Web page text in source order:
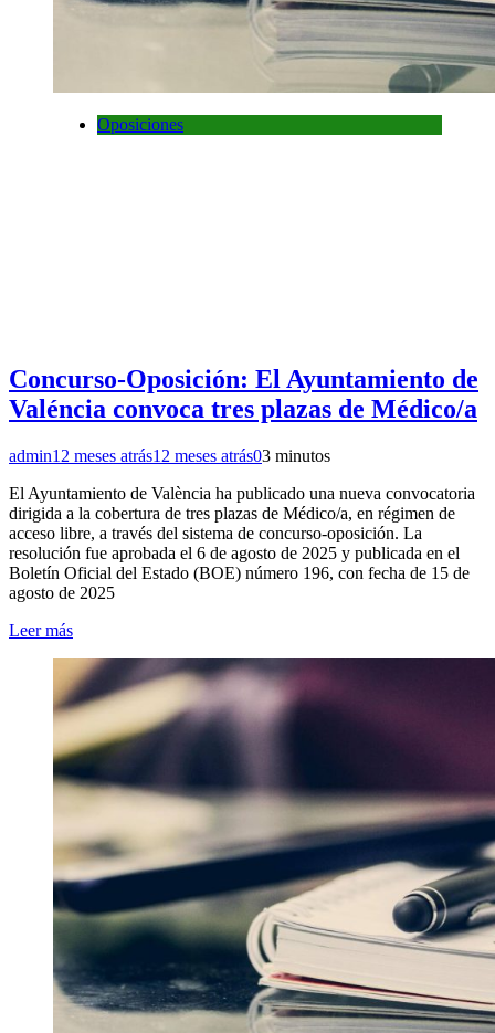
Oposiciones
Concurso-Oposición: El Ayuntamiento de
Valéncia convoca tres plazas de Médico/a
admin12 meses atrás12 meses atrás03 minutos
El Ayuntamiento de València ha publicado una nueva convocatoria
dirigida a la cobertura de tres plazas de Médico/a, en régimen de
acceso libre, a través del sistema de concurso-oposición. La
resolución fue aprobada el 6 de agosto de 2025 y publicada en el
Boletín Oficial del Estado (BOE) número 196, con fecha de 15 de
agosto de 2025
Leer más